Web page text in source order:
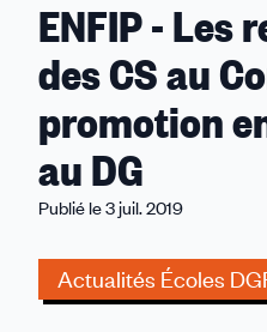
êtes
ici
ENFIP - Les
des CS au
promotion
au DG
Publié le 3 juil. 2019
Actualités Écoles